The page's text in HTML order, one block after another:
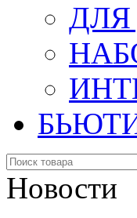
Новости